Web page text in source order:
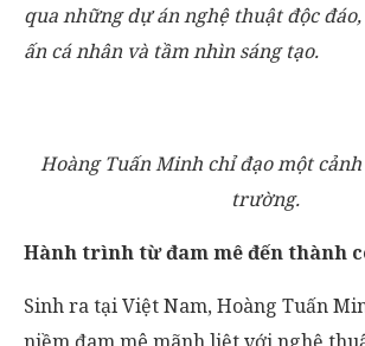
qua những dự án nghệ thuật độc
ấn cá nhân và tầm nhìn sáng tạo.
Hoàng Tuấn Minh chỉ đạo một
trường.
Hành trình từ đam mê đến thành
Sinh ra tại Việt Nam, Hoàng Tuấn